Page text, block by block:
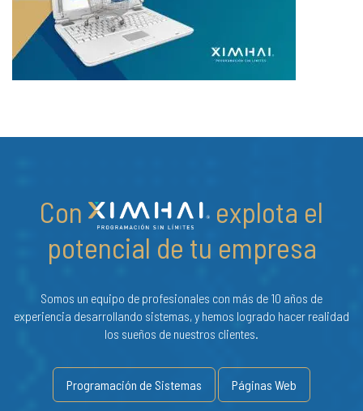
Con
explota el
potencial de tu empresa
Somos un equipo de profesionales con más de 10 años de
experiencia desarrollando sistemas, y hemos logrado hacer realidad
los sueños de nuestros clientes.
Programación de Sistemas Páginas Web